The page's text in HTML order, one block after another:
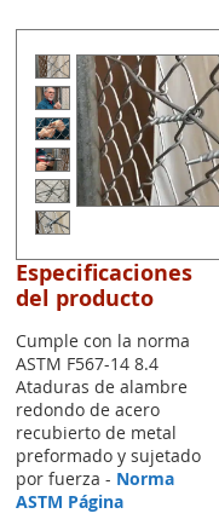
Especificaciones
del producto
Cumple con la norma
ASTM F567-14 8.4
Ataduras de alambre
redondo de acero
recubierto de metal
preformado y sujetado
por fuerza - Norma
ASTM Página